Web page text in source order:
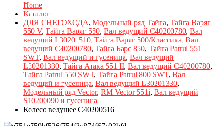
Home
Каталог
ДЛЯ СНЕГОХОДА, Модельный ряд Тайга, Тайга Варяг
550 V, Тайга Варяг 550, Вал ведущий C40200780, Вал
ведущий L30201510, Тайга Варяг 500/Классика, Вал
ведущий C40200780, Тайга Барс 850, Тайга Patrul 551
SWT, Вал ведущий и гусеница, Вал ведущий
L30201330, Тайга Атака 551 II, Вал ведущий C40200780,
Тайга Patrul 550 SWT, Тайга Patrul 800 SWT, Вал
ведущий и гусеница, Вал ведущий L30201330,
Модельный ряд Vector, RM Vector 551i, Вал ведущий
S10200090 и гусеница
Колесо ведущее C40200516